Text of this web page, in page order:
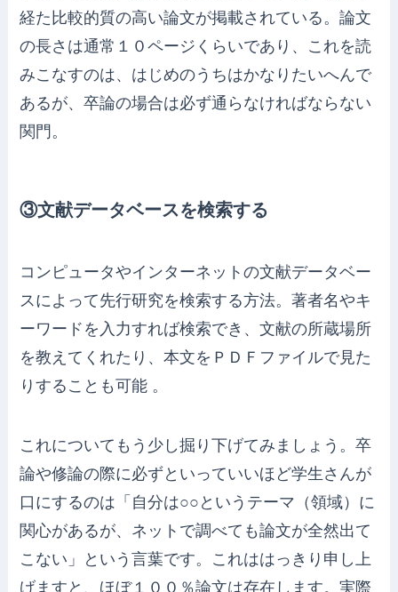
経た比較的質の高い論文が掲載されている。論文
の長さは通常１０ページくらいであり、これを読
みこなすのは、はじめのうちはかなりたいへんで
あるが、卒論の場合は必ず通らなければならない
関門。
③文献データベースを検索する
コンピュータやインターネットの文献データベー
スによって先行研究を検索する方法。著者名やキ
ーワードを入力すれば検索でき、文献の所蔵場所
を教えてくれたり、本文をＰＤＦファイルで見た
りすることも可能 。
これについてもう少し掘り下げてみましょう。卒
論や修論の際に必ずといっていいほど学生さんが
口にするのは「自分は○○というテーマ（領域）に
関心があるが、ネットで調べても論文が全然出て
こない」という言葉です。これははっきり申し上
げますと、ほぼ１００％論文は存在します。実際